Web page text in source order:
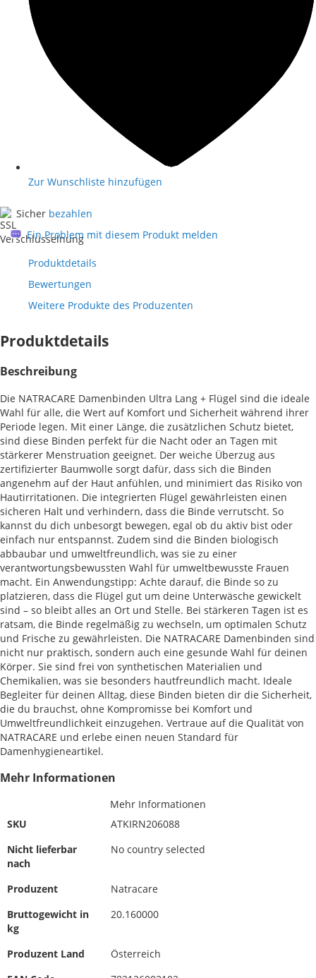
Zur Wunschliste hinzufügen
Sicher bezahlen
Ein Problem mit diesem Produkt melden
Produktdetails
Bewertungen
Weitere Produkte des Produzenten
Produktdetails
Beschreibung
Die NATRACARE Damenbinden Ultra Lang + Flügel sind die ideale
Wahl für alle, die Wert auf Komfort und Sicherheit während ihrer
Periode legen. Mit einer Länge, die zusätzlichen Schutz bietet,
sind diese Binden perfekt für die Nacht oder an Tagen mit
stärkerer Menstruation geeignet. Der weiche Überzug aus
zertifizierter Baumwolle sorgt dafür, dass sich die Binden
angenehm auf der Haut anfühlen, und minimiert das Risiko von
Hautirritationen. Die integrierten Flügel gewährleisten einen
sicheren Halt und verhindern, dass die Binde verrutscht. So
kannst du dich unbesorgt bewegen, egal ob du aktiv bist oder
einfach nur entspannst. Zudem sind die Binden biologisch
abbaubar und umweltfreundlich, was sie zu einer
verantwortungsbewussten Wahl für umweltbewusste Frauen
macht. Ein Anwendungstipp: Achte darauf, die Binde so zu
platzieren, dass die Flügel gut um deine Unterwäsche gewickelt
sind – so bleibt alles an Ort und Stelle. Bei stärkeren Tagen ist es
ratsam, die Binde regelmäßig zu wechseln, um optimalen Schutz
und Frische zu gewährleisten. Die NATRACARE Damenbinden sind
nicht nur praktisch, sondern auch eine gesunde Wahl für deinen
Körper. Sie sind frei von synthetischen Materialien und
Chemikalien, was sie besonders hautfreundlich macht. Ideale
Begleiter für deinen Alltag, diese Binden bieten dir die Sicherheit,
die du brauchst, ohne Kompromisse bei Komfort und
Umweltfreundlichkeit einzugehen. Vertraue auf die Qualität von
NATRACARE und erlebe einen neuen Standard für
Damenhygieneartikel.
Mehr Informationen
Mehr Informationen
SKU
ATKIRN206088
Nicht lieferbar
nach
No country selected
Produzent
Natracare
Bruttogewicht in
kg
20.160000
Produzent Land
Österreich